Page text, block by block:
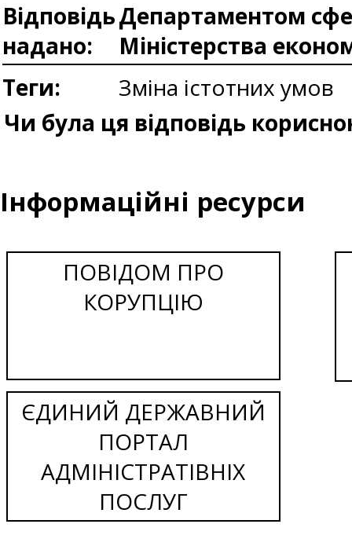
Відповідь
надано:
Департаментом
Міністерства
Теги:
Зміна істотних умов
Чи була ця відповідь
Інформаційні ресурси
ПОВІДОМ ПРО
КОРУПЦІЮ
ЄДИНИЙ ДЕРЖАВНИЙ
ПОРТАЛ
АДМІНІСТРАТІВНІХ
ПОСЛУГ